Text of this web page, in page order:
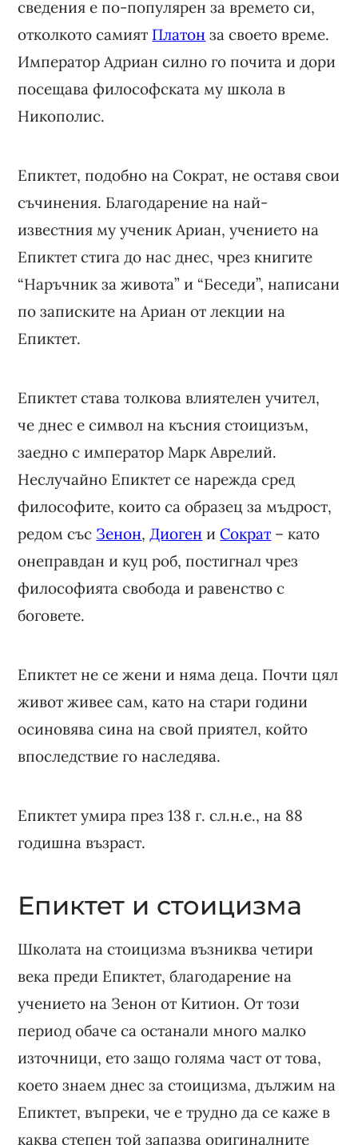
сведения е по-популярен за времето си,
отколкото самият Платон за своето време.
Император Адриан силно го почита и дори
посещава философската му школа в
Никополис.
Епиктет, подобно на Сократ, не оставя свои
съчинения. Благодарение на най-
известния му ученик Ариан, учението на
Епиктет стига до нас днес, чрез книгите
“Наръчник за живота” и “Беседи”, написани
по записките на Ариан от лекции на
Епиктет.
Епиктет става толкова влиятелен учител,
че днес е символ на късния стоицизъм,
заедно с император Марк Аврелий.
Неслучайно Епиктет се нарежда сред
философите, които са образец за мъдрост,
редом със Зенон,Диоген иСократ – като
онеправдан и куц роб, постигнал чрез
философията свобода и равенство с
боговете.
Епиктет не се жени и няма деца. Почти цял
живот живее сам, като на стари години
осиновява сина на свой приятел, който
впоследствие го наследява.
Епиктет умира през 138 г. сл.н.е., на 88
годишна възраст.
Епиктет и стоицизма
Школата на стоицизма възниква четири
века преди Епиктет, благодарение на
учението на Зенон от Китион. От този
период обаче са останали много малко
източници, ето защо голяма част от това,
което знаем днес за стоицизма, дължим на
Епиктет, въпреки, че е трудно да се каже в
каква степен той запазва оригиналните